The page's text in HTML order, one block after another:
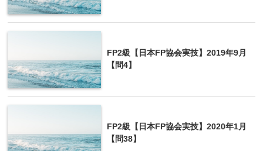
FP2級【日本FP協会実技】2019年9月
【問4】
FP2級【日本FP協会実技】2020年1月
【問38】